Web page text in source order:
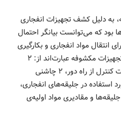
به دلیل کشف تجهیزات انفجاری
بود که می‌توانست بیانگر احتمال
انتقال مواد انفجاری و بکارگیری
در سایر اماکن باشد. بخشی از تجهیزات مکشوفه عبارت‌اند از: ۲
جلیقه انفجاری، ۲ دستگاه ریموت کنترل از راه دور، ۲ چاشنی
استفاده در جلیقه‌های انفجاری،
و مقادیری مواد اولیه‌ی